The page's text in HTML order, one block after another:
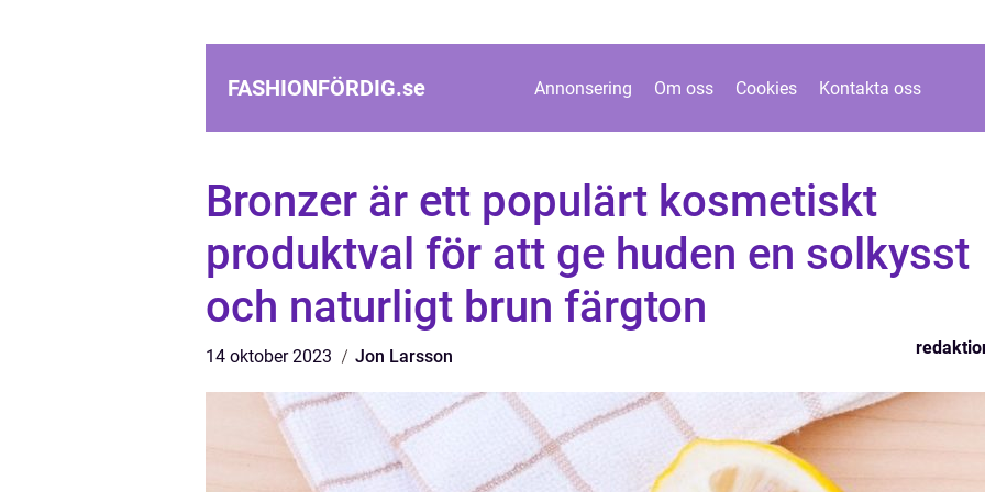
FASHIONFÖRDIG.se Annonsering Om oss Cookies Kontakta oss
Bronzer är ett populärt kosmetiskt
produktval för att ge huden en solkysst
och naturligt brun färgton
14 oktober 2023 Jon Larsson